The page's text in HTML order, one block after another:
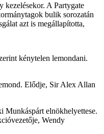
kezelésekor. A Partygate
bulik sorozatán
azt is megállapította,
kénytelen lemondani.
Elődje, Sir Alex Allan
Munkáspárt elnökhelyettese.
Wendy